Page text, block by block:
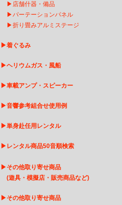
▶ 店舗什器・備品
▶パーテーションパネル
▶折り畳みアルミステージ
▶着ぐるみ
▶ヘリウムガス・風船
▶車載アンプ・スピーカー
▶音響参考組合せ使用例
▶単身赴任用レンタル
▶ レンタル商品50音順検索
▶その他取り寄せ商品
(遊具・模擬店・販売商品など)
▶その他取り寄せ商品